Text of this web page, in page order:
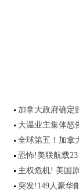
加拿大政府确定
大温业主集体怒
全球第五！加拿
恐怖!美联航载
主权危机! 美国
突发!149人豪华